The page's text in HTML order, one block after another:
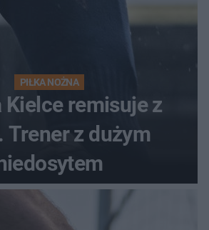
PIŁKA NOŻNA
Kielce remisuje z
Trener z dużym